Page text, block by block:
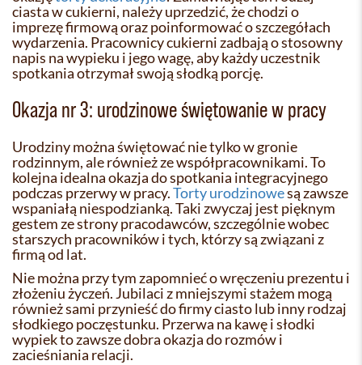
ciasta w cukierni, należy uprzedzić, że chodzi o
imprezę firmową oraz poinformować o szczegółach
wydarzenia. Pracownicy cukierni zadbają o stosowny
napis na wypieku i jego wagę, aby każdy uczestnik
spotkania otrzymał swoją słodką porcję.
Okazja nr 3: urodzinowe świętowanie w pracy
Urodziny można świętować nie tylko w gronie
rodzinnym, ale również ze współpracownikami. To
kolejna idealna okazja do spotkania integracyjnego
podczas przerwy w pracy.Torty urodzinowesą zawsze
wspaniałą niespodzianką. Taki zwyczaj jest pięknym
gestem ze strony pracodawców, szczególnie wobec
starszych pracowników i tych, którzy są związani z
firmą od lat.
Nie można przy tym zapomnieć o wręczeniu prezentu i
złożeniu życzeń. Jubilaci z mniejszymi stażem mogą
również sami przynieść do firmy ciasto lub inny rodzaj
słodkiego poczęstunku. Przerwa na kawę i słodki
wypiek to zawsze dobra okazja do rozmów i
zacieśniania relacji.